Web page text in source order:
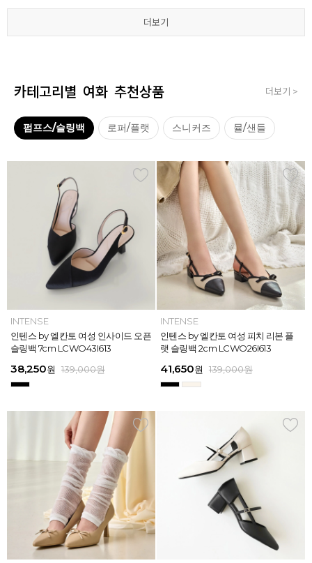
더보기
더보기
더보기
더보기
더보기
더보기
카테고리별 여화 추천상품 더보기 >
펌프스/슬링백 로퍼/플랫 스니커즈 뮬/샌들
INTENSE
인텐스 by 엘칸토 여성 위빙 스트랩
플랫 샌들 2.5cm LCWW05I626
45,900원 159,000원
MAZZ
마쯔 by 엘칸토 여성 와이드 위빙 크
로스 컴포트 뮬 3.5cm LCWW62M6
45,900원 159,000원
INTENSE
인텐스 by 엘칸토 여성 인사이드 오픈
슬링백 7cm LCWO43I613
38,250원 139,000원
INTENSE
인텐스 by 엘칸토 여성 피치 리본 플
랫 슬링백 2cm LCWO26I613
41,650원 139,000원
MAZZ
마쯔 by 엘칸토 여성 미니버클 캐주얼
로퍼 2.5cm LCWC02M613
28,720원 159,000원
INTENSE
인텐스 by 엘칸토 여성 피치 리본 더
블 스트랩 메리제인 2cm LCWD97I6
45,900원 159,000원
MAZZ
마쯔 by 엘칸토 여성 슈레이스 포인트
고프코어 스니커즈 3cm LCWS03M
31,920원 169,000원
MAZZ
마쯔 by 엘칸토 여성 별자수 어글리
스니커즈 3.5cm LCWS04M613
39,900원 169,000원
INTENSE
인텐스 by 엘칸토 여성 위빙 스트랩
플랫 샌들 2.5cm LCWW05I626
45,900원 159,000원
MAZZ
마쯔 by 엘칸토 여성 와이드 위빙 크
로스 컴포트 뮬 3.5cm LCWW62M6
45,900원 159,000원
INTENSE
인텐스 by 엘칸토 여성 인사이드 오픈
슬링백 7cm LCWO43I613
38,250원 139,000원
INTENSE
인텐스 by 엘칸토 여성 피치 리본 플
랫 슬링백 2cm LCWO26I613
41,650원 139,000원